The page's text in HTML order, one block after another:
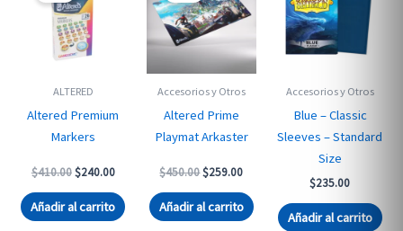
ALTERED
Altered Premium
Markers
$410.00 Original
was:
$410.00.
$240.00Current
is:
$240.00.
Añadir al carrito
Accesorios y Otros
Altered Prime
Playmat Arkaster
$450.00 Original
was:
$450.00.
$259.00Current
is:
$259.00.
Añadir al carrito
Accesorios y Otros
Blue – Classic
Sleeves – Standard
Size
$235.00
Añadir al carrito